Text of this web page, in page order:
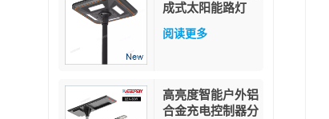
成式太阳能路灯
阅读更多
高亮度智能户外铝
合金充电控制器分